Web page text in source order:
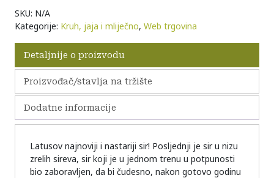
SKU: N/A
Kategorije: Kruh, jaja i mliječno, Web trgovina
Detaljnije o proizvodu
Proizvođač/stavlja na tržište
Dodatne informacije
Latusov najnoviji i nastariji sir! Posljednji je sir u nizu
zrelih sireva, sir koji je u jednom trenu u potpunosti
bio zaboravljen, da bi čudesno, nakon gotovo godinu